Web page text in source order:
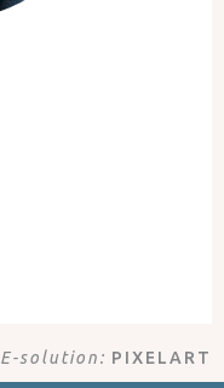
E-solution: PIXELART